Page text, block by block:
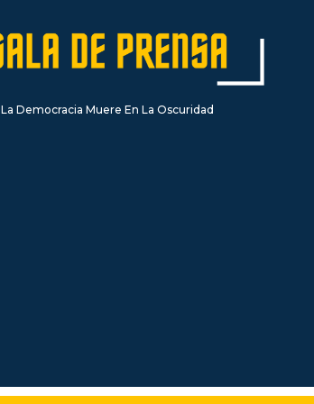
La Democracia Muere En La Oscuridad